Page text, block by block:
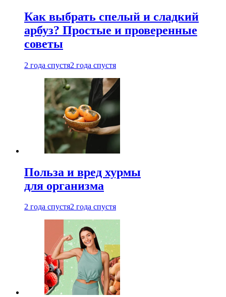
Как выбрать спелый и сладкий
арбуз? Простые и проверенные
советы
2 года спустя2 года спустя
Польза и вред хурмы
для организма
2 года спустя2 года спустя